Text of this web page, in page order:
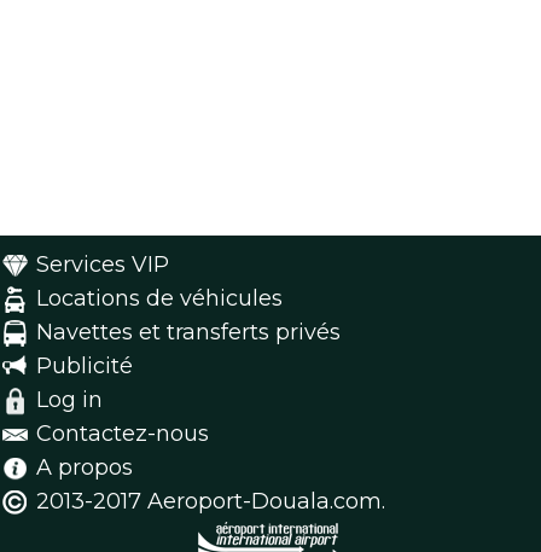
Services VIP
Locations de véhicules
Navettes et transferts privés
Publicité
Log in
Contactez-nous
A propos
2013-2017 Aeroport-Douala.com.